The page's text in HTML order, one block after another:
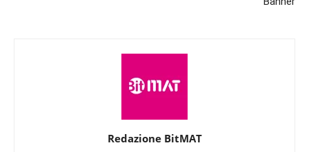
Redazione BitMAT